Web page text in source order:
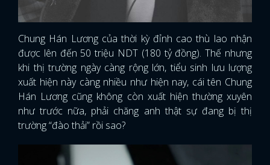
Chung Hán Lương của thời kỳ đỉnh cao thù lao nhận
được lên đến 50 triệu NDT (180 tỷ đồng). Thế nhưng
khi thị trường ngày càng rộng lớn, tiểu sinh lưu lượng
xuất hiện này càng nhiều như hiện nay, cái tên Chung
Hán Lương cũng không còn xuất hiện thường xuyên
như trước nữa, phải chăng anh thật sự đang bị thị
trường “đào thải” rồi sao?